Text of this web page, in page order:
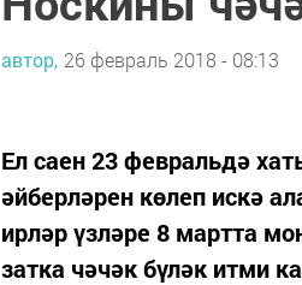
автор, 26 февраль 2018 - 08:13
Ел саен 23 февральдә
әйберләрен көлеп искә
ирләр үзләре 8 мартта
затка чәчәк бүләк итми